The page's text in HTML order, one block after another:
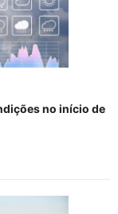
no início de